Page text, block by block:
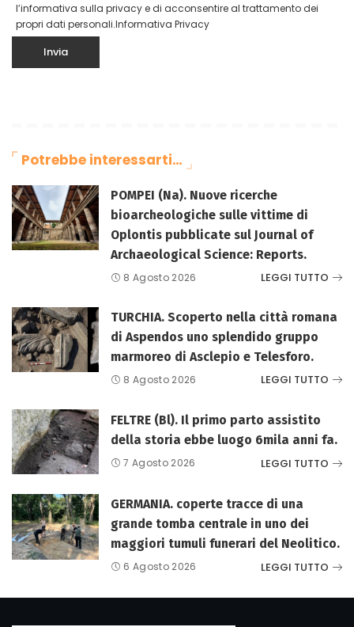
l’informativa sulla privacy e di acconsentire al trattamento dei
propri dati personali.Informativa Privacy
Potrebbe interessarti…
POMPEI (Na). Nuove ricerche
bioarcheologiche sulle vittime di
Oplontis pubblicate sul Journal of
Archaeological Science: Reports.
8 Agosto 2026 LEGGI TUTTO
TURCHIA. Scoperto nella città romana
di Aspendos uno splendido gruppo
marmoreo di Asclepio e Telesforo.
8 Agosto 2026 LEGGI TUTTO
FELTRE (Bl). Il primo parto assistito
della storia ebbe luogo 6mila anni fa.
7 Agosto 2026 LEGGI TUTTO
GERMANIA. coperte tracce di una
grande tomba centrale in uno dei
maggiori tumuli funerari del Neolitico.
6 Agosto 2026 LEGGI TUTTO